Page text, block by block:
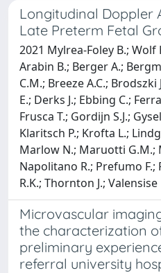
Longitudinal Doppler
Late Preterm Fetal
2021 Mylrea-Foley B.; Wolf
Arabin B.; Berger A.;
C.M.; Breeze A.C.; Brodszki
E.; Derks J.; Ebbing C.;
Frusca T.; Gordijn S.J.;
Klaritsch P.; Krofta L.;
Marlow N.; Maruotti G.M.;
Napolitano R.; Prefumo F.;
R.K.; Thornton J.;
Microvascular
the characterization
preliminary
referral university